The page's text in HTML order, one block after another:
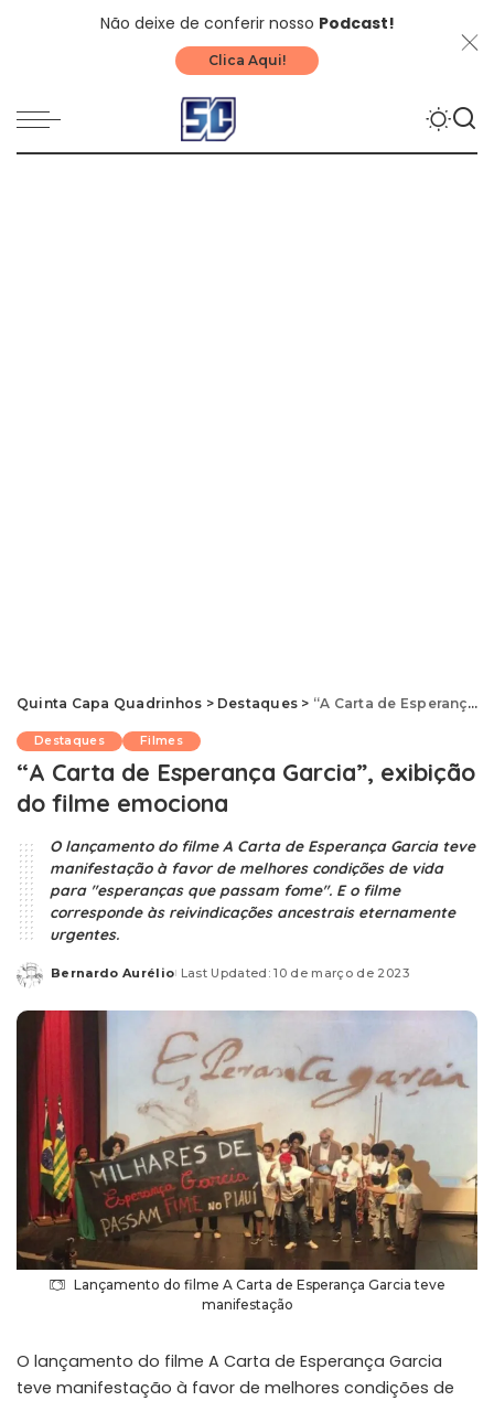
Não deixe de conferir nosso Podcast!
Clica Aqui!
Quinta Capa Quadrinhos > Destaques > “A Carta de Esperança Garcia”, exibição do filme emociona
Destaques Filmes
“A Carta de Esperança Garcia”, exibição
do filme emociona
O lançamento do filme A Carta de Esperança Garcia teve
manifestação à favor de melhores condições de vida
para "esperanças que passam fome". E o filme
corresponde às reivindicações ancestrais eternamente
urgentes.
Posted
Bernardo Aurélio Last Updated: 10 de março de 2023
Lançamento do filme A Carta de Esperança Garcia teve
manifestação
O lançamento do filme A Carta de Esperança Garcia
teve manifestação à favor de melhores condições de